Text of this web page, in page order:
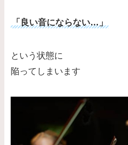
「良い音にならない…」
という状態に
陥ってしまいます